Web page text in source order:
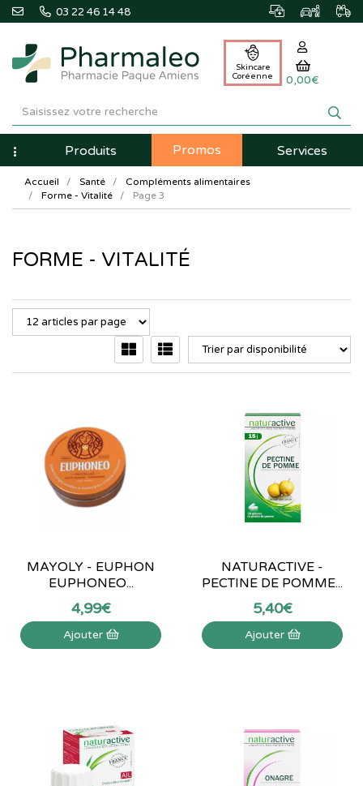
03 22 46 14 48
Pharmaleo
Pharmacie
Paque
Amiens
Skincare
Coréenne
0,00€
NavigationProduits Promos Services
Accueil Santé
Compléments alimentaires
Forme - Vitalité
Page 3
FORME - VITALITÉ
MAYOLY - EUPHON
EUPHONEO...
4,99€
Ajouter
NATURACTIVE -
PECTINE DE POMME...
5,40€
Ajouter